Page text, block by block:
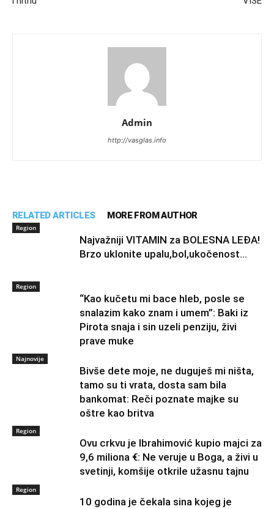
Admin
http://vasglas.info
RELATED ARTICLES MORE FROM AUTHOR
Region
Najvažniji VITAMIN za BOLESNA LEĐA!
Brzo uklonite upalu,bol,ukočenost…
Region
“Kao kučetu mi bace hleb, posle se
snalazim kako znam i umem”: Baki iz
Pirota snaja i sin uzeli penziju, živi
prave muke
Najnovije
Bivše dete moje, ne duguješ mi ništa,
tamo su ti vrata, dosta sam bila
bankomat: Reči poznate majke su
oštre kao britva
Region
Ovu crkvu je Ibrahimović kupio majci za
9,6 miliona €: Ne veruje u Boga, a živi u
svetinji, komšije otkrile užasnu tajnu
Region
10 godina je čekala sina kojeg je